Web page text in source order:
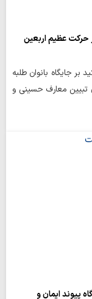
حرکت عظیم اربعین
بر جایگاه بانوان طلبه
تبیین معارف حسینی و
پیوند ایمان و